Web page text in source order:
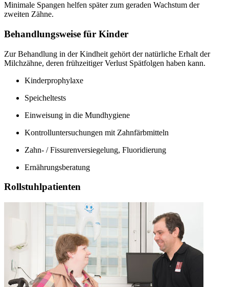
Minimale Spangen helfen später zum geraden Wachstum der
zweiten Zähne.
Behandlungsweise für Kinder
Zur Behandlung in der Kindheit gehört der natürliche Erhalt der
Milchzähne, deren frühzeitiger Verlust Spätfolgen haben kann.
Kinderprophylaxe
Speicheltests
Einweisung in die Mundhygiene
Kontrolluntersuchungen mit Zahnfärbmitteln
Zahn- / Fissurenversiegelung, Fluoridierung
Ernährungsberatung
Rollstuhlpatienten